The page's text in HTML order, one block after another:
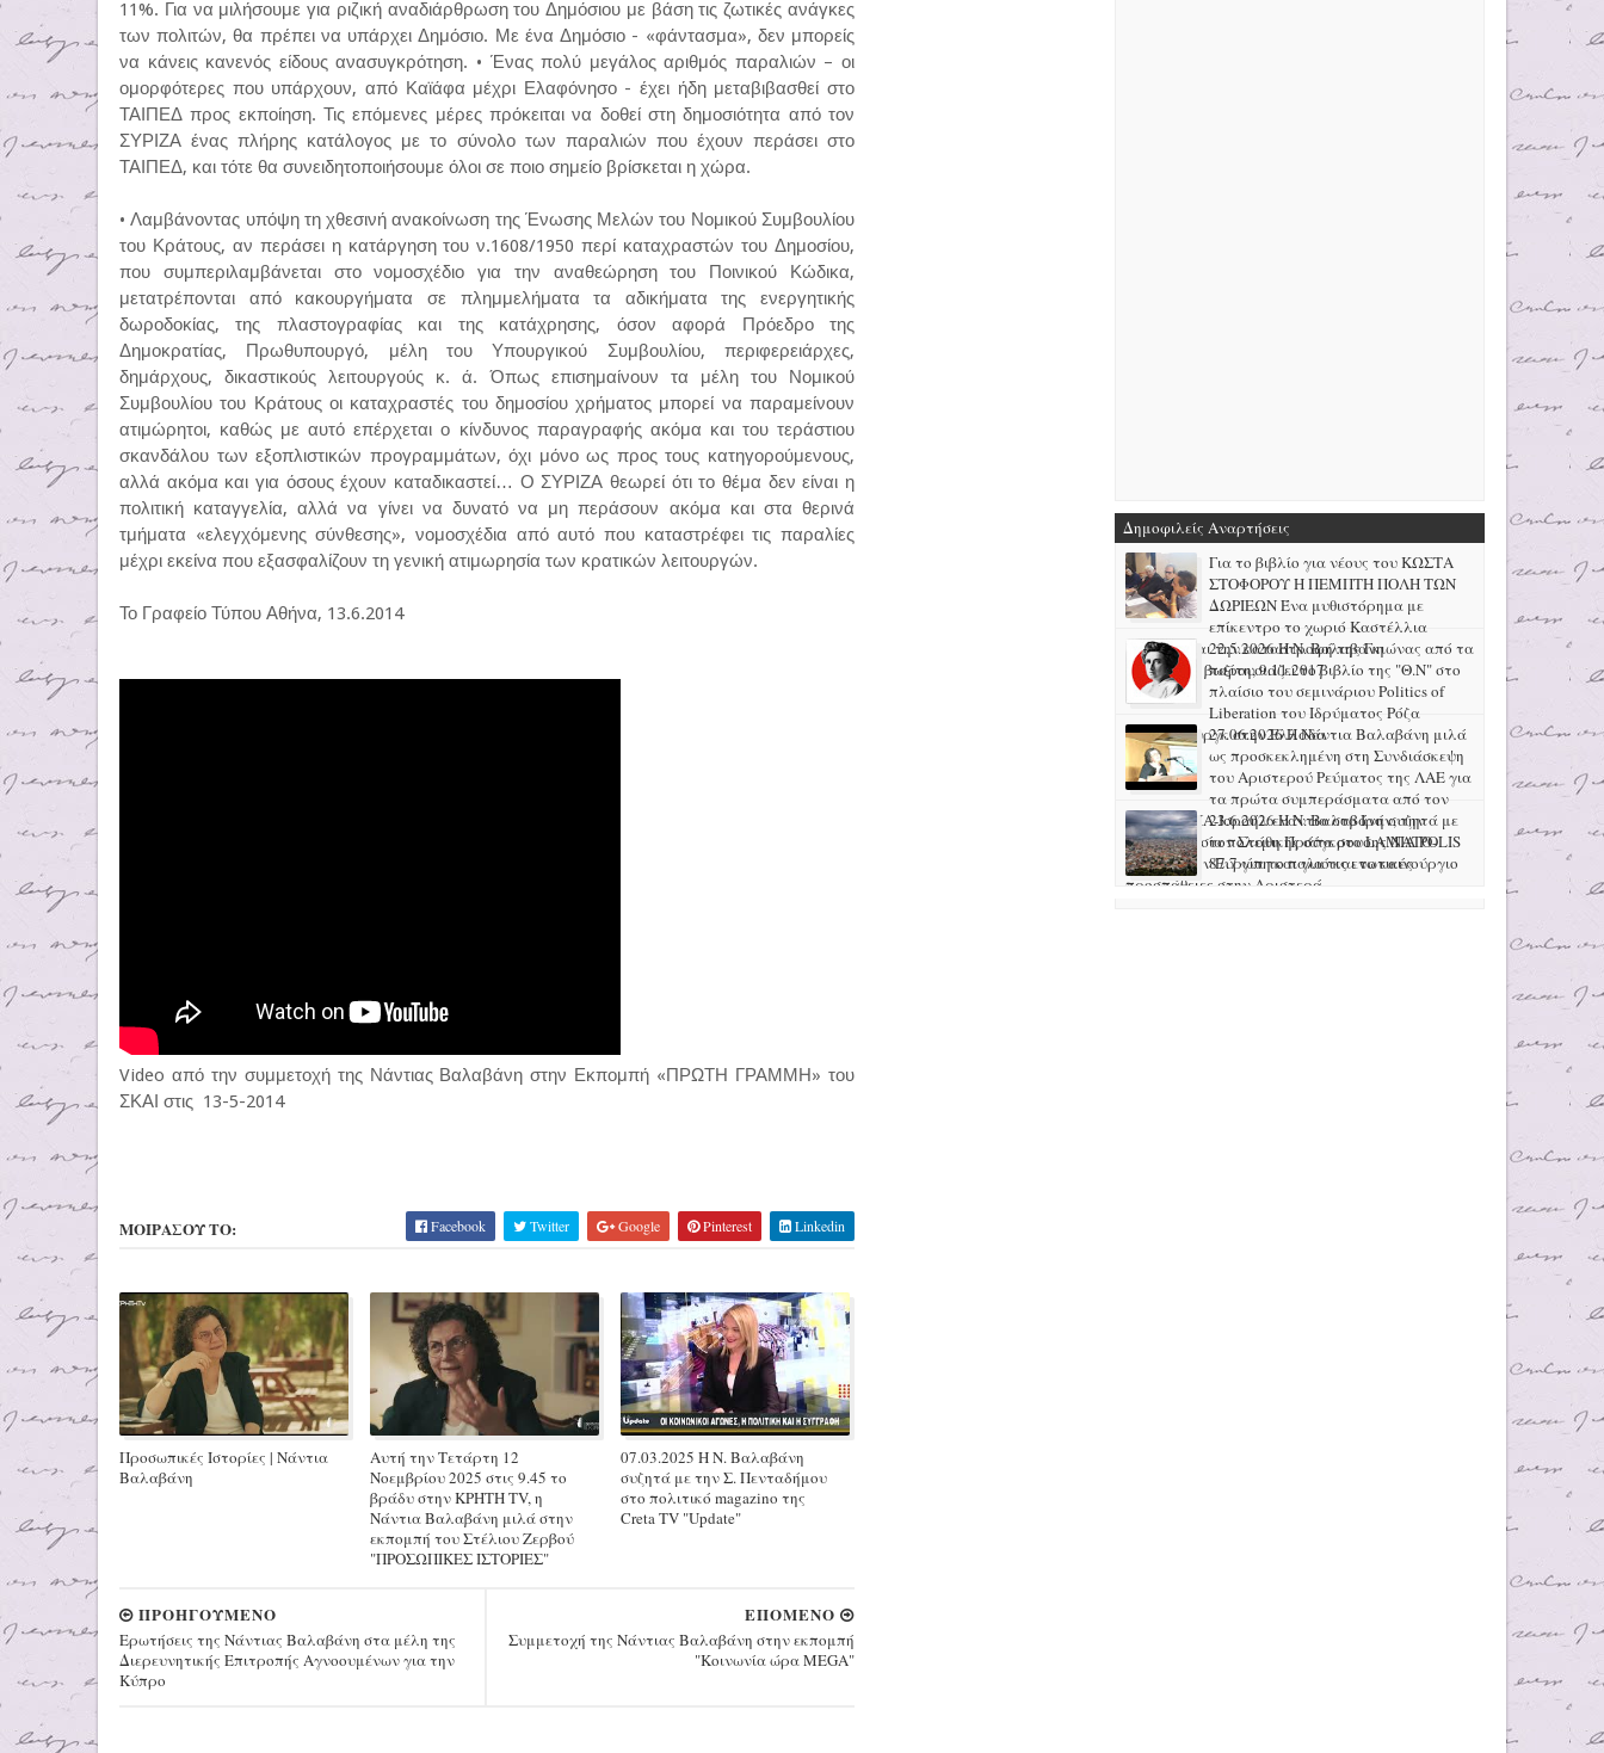
11%. Για να μιλήσουμε για ριζική αναδιάρθρωση του Δημόσιου με βάση τις ζωτικές ανάγκες
των πολιτών, θα πρέπει να υπάρχει Δημόσιο. Με ένα Δημόσιο - «φάντασμα», δεν μπορείς
να κάνεις κανενός είδους ανασυγκρότηση. • Ένας πολύ μεγάλος αριθμός παραλιών – οι
ομορφότερες που υπάρχουν, από Καϊάφα μέχρι Ελαφόνησο - έχει ήδη μεταβιβασθεί στο
ΤΑΙΠΕΔ προς εκποίηση. Τις επόμενες μέρες πρόκειται να δοθεί στη δημοσιότητα από τον
ΣΥΡΙΖΑ ένας πλήρης κατάλογος με το σύνολο των παραλιών που έχουν περάσει στο
ΤΑΙΠΕΔ, και τότε θα συνειδητοποιήσουμε όλοι σε ποιο σημείο βρίσκεται η χώρα.
• Λαμβάνοντας υπόψη τη χθεσινή ανακοίνωση της Ένωσης Μελών του Νομικού Συμβουλίου
του Κράτους, αν περάσει η κατάργηση του ν.1608/1950 περί καταχραστών του Δημοσίου,
που συμπεριλαμβάνεται στο νομοσχέδιο για την αναθεώρηση του Ποινικού Κώδικα,
μετατρέπονται από κακουργήματα σε πλημμελήματα τα αδικήματα της ενεργητικής
δωροδοκίας, της πλαστογραφίας και της κατάχρησης, όσον αφορά Πρόεδρο της
Δημοκρατίας, Πρωθυπουργό, μέλη του Υπουργικού Συμβουλίου, περιφερειάρχες,
δημάρχους, δικαστικούς λειτουργούς κ. ά. Όπως επισημαίνουν τα μέλη του Νομικού
Συμβουλίου του Κράτους οι καταχραστές του δημοσίου χρήματος μπορεί να παραμείνουν
ατιμώρητοι, καθώς με αυτό επέρχεται ο κίνδυνος παραγραφής ακόμα και του τεράστιου
σκανδάλου των εξοπλιστικών προγραμμάτων, όχι μόνο ως προς τους κατηγορούμενους,
αλλά ακόμα και για όσους έχουν καταδικαστεί… Ο ΣΥΡΙΖΑ θεωρεί ότι το θέμα δεν είναι η
πολιτική καταγγελία, αλλά να γίνει να δυνατό να μη περάσουν ακόμα και στα θερινά
τμήματα «ελεγχόμενης σύνθεσης», νομοσχέδια από αυτό που καταστρέφει τις παραλίες
μέχρι εκείνα που εξασφαλίζουν τη γενική ατιμωρησία των κρατικών λειτουργών.
Το Γραφείο Τύπου Αθήνα, 13.6.2014
Video από την συμμετοχή της Νάντιας Βαλαβάνη στην Εκπομπή «ΠΡΩΤΗ ΓΡΑΜΜΗ» του
ΣΚΑΙ στις 13-5-2014
ΜΟΙΡΑΣΟΥ ΤΟ: Facebook Twitter Google Pinterest Linkedin
Προσωπικές Ιστορίες | Νάντια
Βαλαβάνη
Αυτή την Τετάρτη 12
Νοεμβρίου 2025 στις 9.45 το
βράδυ στην ΚΡΗΤΗ TV, η
Νάντια Βαλαβάνη μιλά στην
εκπομπή του Στέλιου Ζερβού
"ΠΡΟΣΩΠΙΚΕΣ ΙΣΤΟΡΙΕΣ"
07.03.2025 Η Ν. Βαλαβάνη
συζητά με την Σ. Πενταδήμου
στο πολιτικό magazino της
Creta TV "Update"
ΕΠΟΜΕΝΟ
Συμμετοχή της Νάντιας Βαλαβάνη στην εκπομπή
"Κοινωνία ώρα MEGA"
ΠΡΟΗΓΟΥΜΕΝΟ
Ερωτήσεις της Νάντιας Βαλαβάνη στα μέλη της
Διερευνητικής Επιτροπής Αγνοουμένων για την
Κύπρο
Δημοφιλείς Αναρτήσεις
Για το βιβλίο για νέους του ΚΩΣΤΑ
ΣΤΟΦΟΡΟΥ Η ΠΕΜΠΤΗ ΠΟΛΗ ΤΩΝ
ΔΩΡΙΕΩΝ Ένα μυθιστόρημα με
επίκεντρο το χωριό Καστέλλια
Φωκίδας και την καταστροφή της Γκιώνας από τα
μεταλλεία βωξίτη, 9.11.2017
22.5.2026 H N. Βαλαβάνη
παρουσιάζει το βιβλίο της "Θ.Ν" στο
πλαίσιο του σεμινάριου Politics of
Liberation του Ιδρύματος Ρόζα
Λούξεμπουργκ στην Ελλάδα
27.06.2026 H Νάντια Βαλαβάνη μιλά
ως προσκεκλημένη στη Συνδιάσκεψη
του Αριστερού Ρεύματος της ΛΑΕ για
τα πρώτα συμπεράσματα από τον
πόλεμο ΗΠΑ-Ισραήλ ενάντια στο Ιράν, την
προετοιμασία πολεμικής σύγκρουσης ΝΑΤΟ-
Ρωσίας στην Ευρώπη και για τις ενωτικές
προσπάθειες στην Αριστερά
23.6.2026 Η Ν. Βαλαβάνη συζητά με
τον Στάθη Πράπα στο LAMIA POLIS
87.7 για το παλιό και το καινούργιο